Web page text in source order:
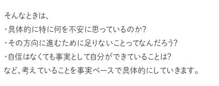
そんなときは、
・具体的に特に何を不安に思っているのか？
・その方向に進むために足りないことってなんだろう？
・自信はなくても事実として自分ができていることは？
など、考えていることを事実ベースで具体的にしていきます。